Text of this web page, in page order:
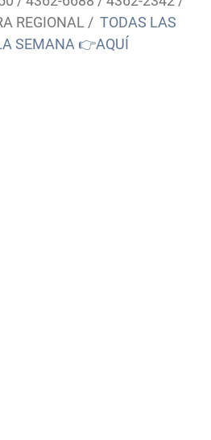
REGIONAL / TODAS LAS
SEMANA 👉AQUÍ